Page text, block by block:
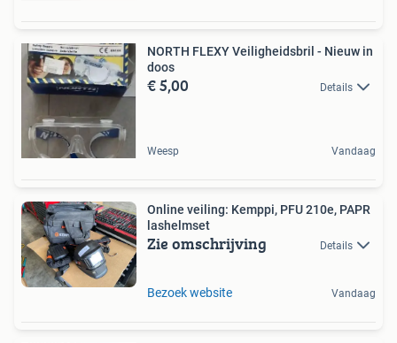
NORTH FLEXY Veiligheidsbril - Nieuw in
doos
€ 5,00 Details
Weesp Vandaag
Online veiling: Kemppi, PFU 210e, PAPR
lashelmset
Zie omschrijving Details
Bezoek website Vandaag